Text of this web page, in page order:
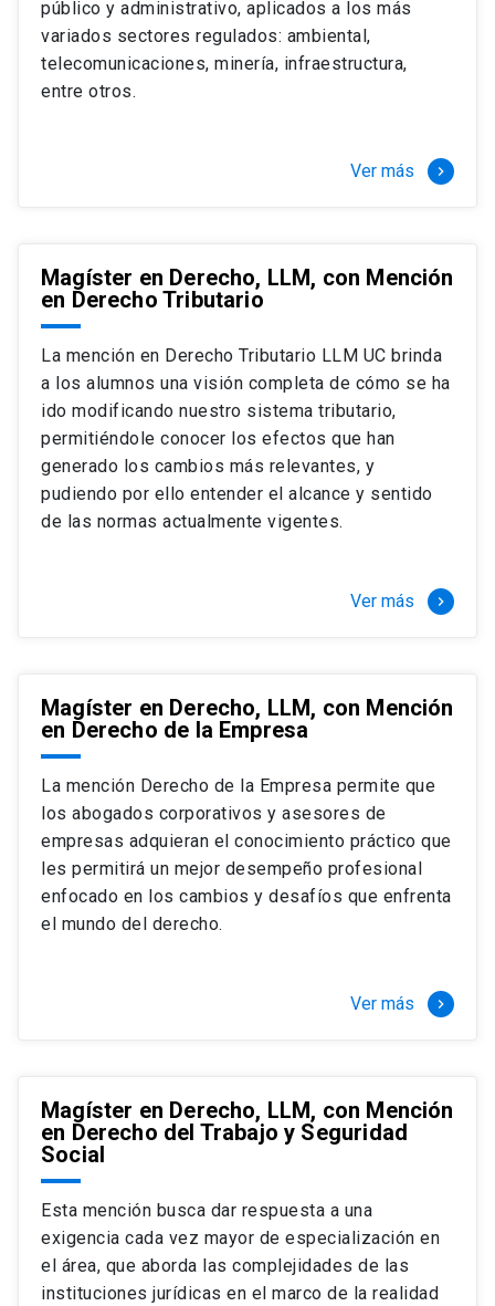
Si optas por la modalidad Full Time:
El LLM UC Full Time es una versión del programa
destinado principalmente a extranjeros, que permite
necesidades y expectativas profesionales, eligiendo
completamente al programa o compatibilizarás un
estudio intenso y exigente, con una muy baja carga
laboral, de marzo a noviembre, para dedicarte
completamente a la actividad de graduación de
diciembre a marzo.
2 cursos mínimos (10 créditos) Primer
semestre
+ 5 cursos a elección (50 créditos) Primer
semestre
+ 4 cursos a elección (40 créditos)
tres meses a tiempo completo (20
Juan Ignacio Piña Rochefort
Director Magíster en Derecho, LLM UC
público y administrativo, aplicados a los más
variados sectores regulados: ambiental,
telecomunicaciones, minería, infraestructura,
entre otros.
Ver más keyboard_arrow_right
Magíster en Derecho, LLM, con Mención
en Derecho Tributario
La mención en Derecho Tributario LLM UC brinda
a los alumnos una visión completa de cómo se ha
ido modificando nuestro sistema tributario,
permitiéndole conocer los efectos que han
generado los cambios más relevantes, y
pudiendo por ello entender el alcance y sentido
de las normas actualmente vigentes.
Ver más keyboard_arrow_right
Magíster en Derecho, LLM, con Mención
en Derecho de la Empresa
La mención Derecho de la Empresa permite que
los abogados corporativos y asesores de
empresas adquieran el conocimiento práctico que
les permitirá un mejor desempeño profesional
enfocado en los cambios y desafíos que enfrenta
el mundo del derecho.
Ver más keyboard_arrow_right
Magíster en Derecho, LLM, con Mención
en Derecho del Trabajo y Seguridad
Social
Esta mención busca dar respuesta a una
exigencia cada vez mayor de especialización en
el área, que aborda las complejidades de las
instituciones jurídicas en el marco de la realidad